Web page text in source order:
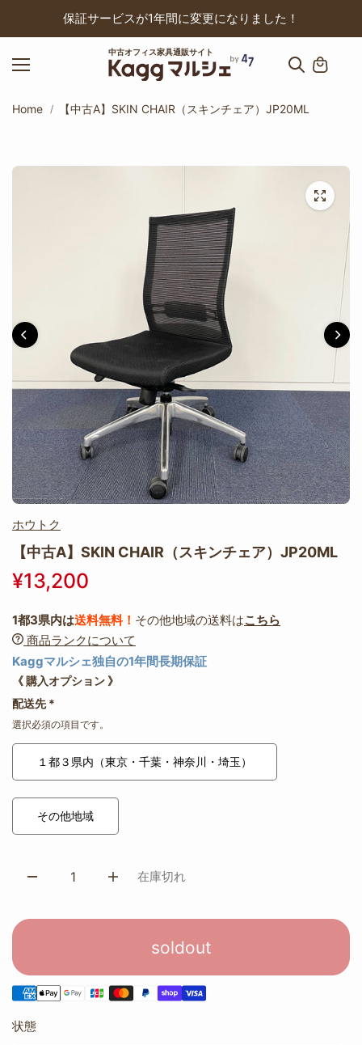
保証サービスが1年間に変更になりました！
中古オフィス家具通販サイト
Home 【中古A】SKIN CHAIR（スキンチェア）JP20ML
ホウトク
【中古A】SKIN CHAIR（スキンチェア）JP20ML
¥13,200
1都3県内は送料無料！ その他地域の送料はこちら
商品ランクについて
Kaggマルシェ独自の1年間長期保証
《 購入オプション 》
配送先*
選択必須の項目です。
１都３県内（東京・千葉・神奈川・埼玉）
その他地域
在庫切れ
soldout
状態